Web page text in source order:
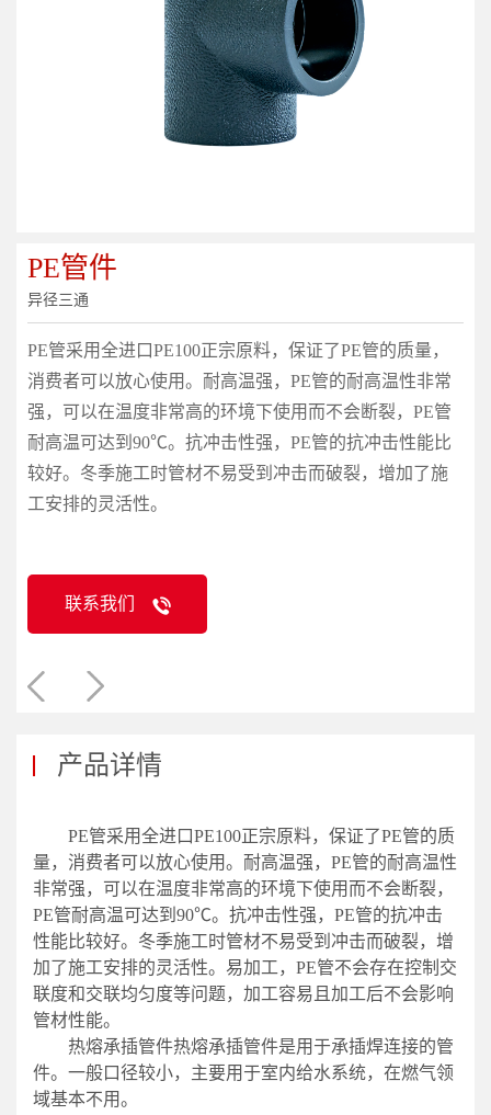
PE管件
异径三通
PE管采用全进口PE100正宗原料，保证了PE管的质量，
消费者可以放心使用。耐高温强，PE管的耐高温性非常
强，可以在温度非常高的环境下使用而不会断裂，PE管
耐高温可达到90℃。抗冲击性强，PE管的抗冲击性能比
较好。冬季施工时管材不易受到冲击而破裂，增加了施
工安排的灵活性。
联系我们
产品详情
PE管采用全进口PE100正宗原料，保证了PE管的质
量，消费者可以放心使用。耐高温强，PE管的耐高温性
非常强，可以在温度非常高的环境下使用而不会断裂，
PE管耐高温可达到90℃。抗冲击性强，PE管的抗冲击
性能比较好。冬季施工时管材不易受到冲击而破裂，增
加了施工安排的灵活性。易加工，PE管不会存在控制交
联度和交联均匀度等问题，加工容易且加工后不会影响
管材性能。
热熔承插管件热熔承插管件是用于承插焊连接的管
件。一般口径较小，主要用于室内给水系统，在燃气领
域基本不用。